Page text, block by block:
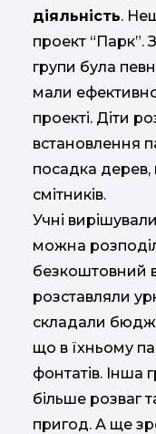
діяльність.
проект “Парк”.
групи була
мали
проекті. Діти
встановлення
посадка дерев,
смітників.
Учні
можна
безкоштовний
розставляли
складали
що в їхньому
фонтатів. Інша
більше розваг
пригод. А ще